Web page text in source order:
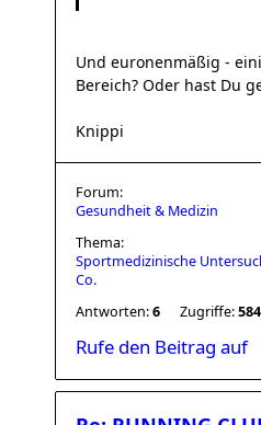
Und euronenmäßig -
Bereich? Oder hast Du
Knippi
Forum:
Gesundheit & Medizin
Thema:
Sportmedizinische
Co.
Antworten:6 Zugriffe:584
Rufe den Beitrag auf